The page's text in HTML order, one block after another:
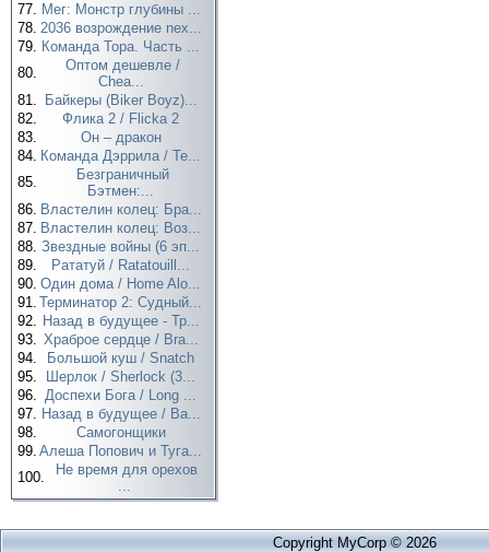
77. Мег: Монстр глубины ...
78. 2036 возрождение nex...
79. Команда Тора. Часть ...
80.
Оптом дешевле /
Chea...
81.
Байкеры (Biker Boyz)...
82.
Флика 2 / Flicka 2
83.
Он – дракон
84. Команда Дэррила / Te...
85.
Безграничный
Бэтмен:...
86. Властелин колец: Бра...
87. Властелин колец: Воз...
88. Звездные войны (6 эп...
89.
Рататуй / Ratatouill...
90. Один дома / Home Alo...
91. Терминатор 2: Судный...
92. Назад в будущее - Тр...
93. Храброе сердце / Bra...
94.
Большой куш / Snatch
95.
Шерлок / Sherlock (3...
96. Доспехи Бога / Long ...
97. Назад в будущее / Ba...
98.
Самогонщики
99. Алеша Попович и Туга...
100.
Не время для орехов
...
Copyright MyCorp © 2026